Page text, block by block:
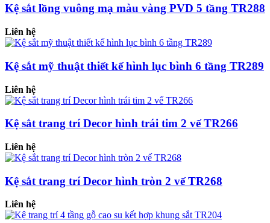
Kệ sắt lồng vuông mạ màu vàng PVD 5 tầng TR288
Liên hệ
Kệ sắt mỹ thuật thiết kế hình lục bình 6 tầng TR289
Liên hệ
Kệ sắt trang trí Decor hình trái tim 2 vế TR266
Liên hệ
Kệ sắt trang trí Decor hình tròn 2 vế TR268
Liên hệ